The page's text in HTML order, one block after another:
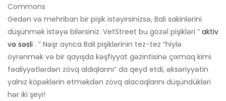
Commons
Gedən və mehriban bir pişik istəyirsinizsə, Bali sakinlərini
düşünmək istəyə bilərsiniz. VetStreet bu gözəl pişikləri “ aktiv
və səsli . ” Nəşr ayrıca Bali pişiklərinin tez-tez “hiylə
öyrənmək və bir qayışda kəşfiyyat gəzintisinə çıxmaq kimi
fəaliyyətlərdən zövq aldıqlarını” da qeyd etdi, əksəriyyətin
yalnız köpəklərin etməkdən zövq alacaqlarını düşündükləri
hər iki şeyi!